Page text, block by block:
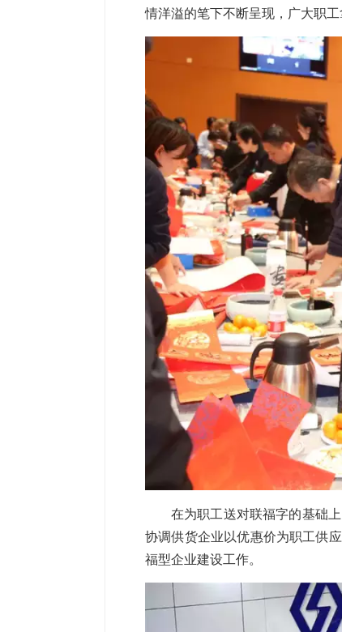
情洋溢的笔下不断呈现，广大职
在为职工送对联福字的基础
协调供货企业以优惠价为职工供
福型企业建设工作。